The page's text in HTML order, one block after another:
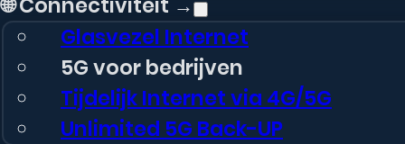
Glasvezel Internet
5G voor bedrijven
Tijdelijk Internet via 4G/5G
Unlimited 5G Back-UP